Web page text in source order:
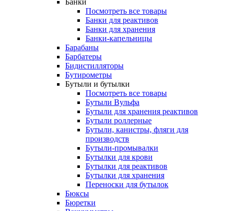
Банки
Посмотреть все товары
Банки для реактивов
Банки для хранения
Банки-капельницы
Барабаны
Барбатеры
Бидистилляторы
Бутирометры
Бутыли и бутылки
Посмотреть все товары
Бутыли Вульфа
Бутыли для хранения реактивов
Бутыли роллерные
Бутыли, канистры, фляги для
производств
Бутыли-промывалки
Бутылки для крови
Бутылки для реактивов
Бутылки для хранения
Переноски для бутылок
Бюксы
Бюретки